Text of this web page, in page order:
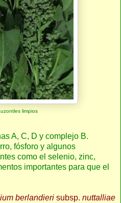
limpios
A, C, D y complejo B.
fósforo y algunos
como el selenio, zinc,
importantes para que el
berlandieri subsp. nuttalliae